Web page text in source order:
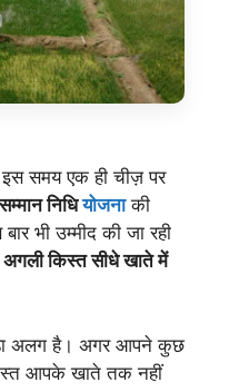
समय एक ही चीज़ पर
निधियोजनाकी
भी उम्मीद की जा रही
किस्त सीधे खाते में
अलग है। अगर आपने कुछ
आपके खाते तक नहीं